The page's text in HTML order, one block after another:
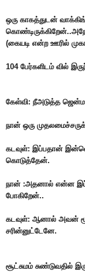
ஒரு காகத்துடன்
(கையடி என்ற ஊரில்
104 பேர்களிடம் வில்
கேள்வி: நீஅடுத்த
நான் ஒரு
கடவுள்: இப்பதான்
கொடுத்தேன்.
நான் :அதனால் என்ன
போகிறேன்..
கடவுள்: ஆனால் அவன்
சரின்னுட்டேனே.
சூட்சுமம் சுண்டுவதில்